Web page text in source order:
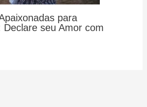
para
Declare seu Amor com